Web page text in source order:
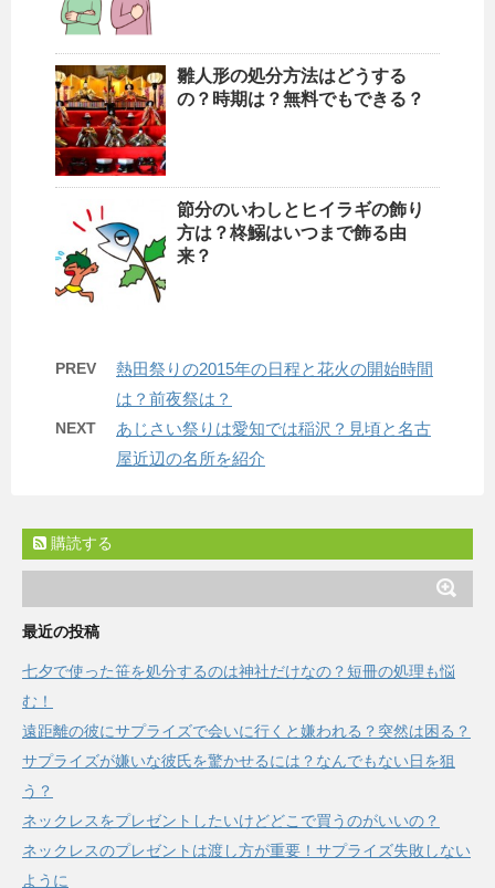
雛人形の処分方法はどうする
の？時期は？無料でもできる？
節分のいわしとヒイラギの飾り
方は？柊鰯はいつまで飾る由
来？
PREV
熱田祭りの2015年の日程と花火の開始時間
は？前夜祭は？
NEXT
あじさい祭りは愛知では稲沢？見頃と名古
屋近辺の名所を紹介
購読する
最近の投稿
七夕で使った笹を処分するのは神社だけなの？短冊の処理も悩
む！
遠距離の彼にサプライズで会いに行くと嫌われる？突然は困る？
サプライズが嫌いな彼氏を驚かせるには？なんでもない日を狙
う？
ネックレスをプレゼントしたいけどどこで買うのがいいの？
ネックレスのプレゼントは渡し方が重要！サプライズ失敗しない
ように